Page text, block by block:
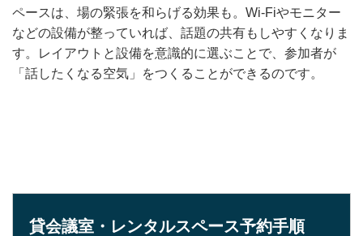
ペースは、場の緊張を和らげる効果も。Wi-Fiやモニター
などの設備が整っていれば、話題の共有もしやすくなりま
す。レイアウトと設備を意識的に選ぶことで、参加者が
「話したくなる空気」をつくることができるのです。
貸会議室・レンタルスペース予約手順